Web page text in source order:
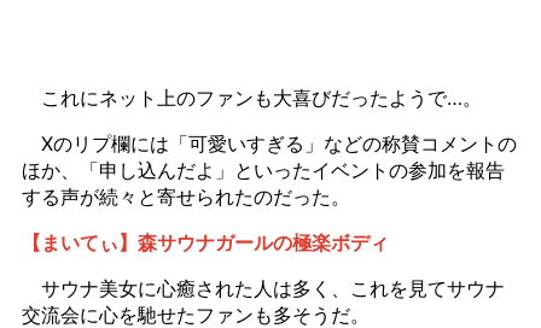
これにネット上のファンも大喜びだったようで…。
Xのリプ欄には「可愛いすぎる」などの称賛コメントの
ほか、「申し込んだよ」といったイベントの参加を報告
する声が続々と寄せられたのだった。
【まいてぃ】森サウナガールの極楽ボディ
サウナ美女に心癒された人は多く、これを見てサウナ
交流会に心を馳せたファンも多そうだ。